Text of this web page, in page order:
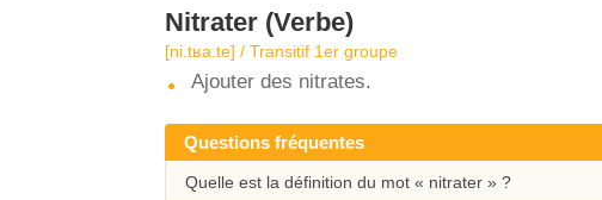
Nitrater (Verbe)
[ni.tʁa.te] / Transitif 1er groupe
Ajouter des nitrates.
Questions fréquentes
Quelle est la définition du mot « nitrater » ?